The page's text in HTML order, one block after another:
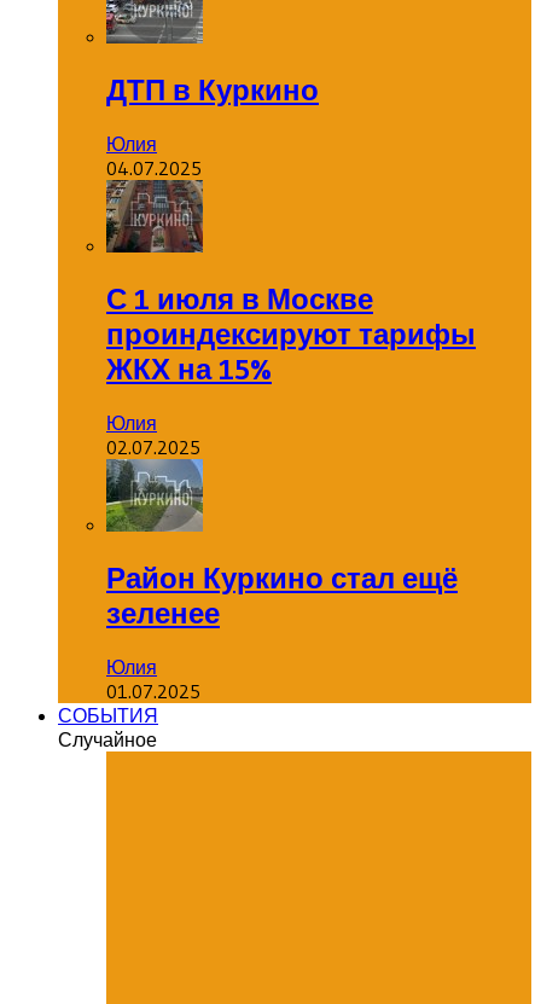
ДТП в Куркино
Юлия
04.07.2025
С 1 июля в Москве
проиндексируют тарифы
ЖКХ на 15%
Юлия
02.07.2025
Район Куркино стал ещё
зеленее
Юлия
01.07.2025
СОБЫТИЯ
Случайное